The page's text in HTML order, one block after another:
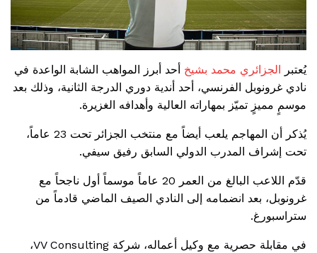
يُعتبر الجزائري محمد بشيخ أحد أبرز المواهب الشابة الواعدة في
نادي غرونوبل الفرنسي، أحد أندية دوري الدرجة الثانية، وذلك بعد
موسمٍ مميزٍ تميّز بمهاراته العالية وأهدافه الغزيرة.
يُذكر أن المهاجم يلعب أيضاً مع منتخب الجزائر تحت 23 عاماً،
تحت إشراف المدرب الدولي السابق رفيق سيفي.
قدّم اللاعب البالغ من العمر 20 عاماً موسماً أول ناجحاً مع
غرونوبل، بعد انضمامه إلى النادي الصيف الماضي قادماً من
ستراسبورغ.
في مقابلة حصرية مع وكيل أعماله، شركة VV Consulting،